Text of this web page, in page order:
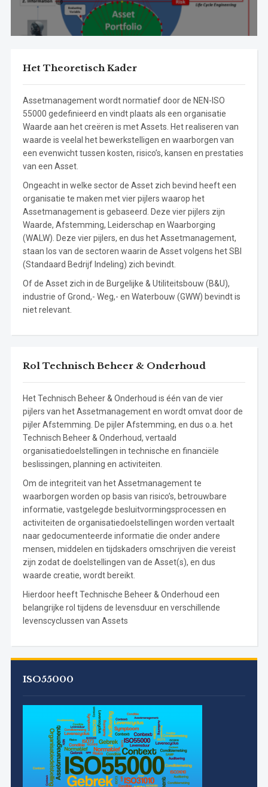
Het Theoretisch Kader
Assetmanagement wordt normatief door de NEN-ISO
55000 gedefinieerd en vindt plaats als een organisatie
Waarde aan het creëren is met Assets. Het realiseren van
waarde is veelal het bewerkstelligen en waarborgen van
een evenwicht tussen kosten, risico’s, kansen en prestaties
van een Asset.
Ongeacht in welke sector de Asset zich bevind heeft een
organisatie te maken met vier pijlers waarop het
Assetmanagement is gebaseerd. Deze vier pijlers zijn
Waarde, Afstemming, Leiderschap en Waarborging
(WALW). Deze vier pijlers, en dus het Assetmanagement,
staan los van de sectoren waarin de Asset volgens het SBI
(Standaard Bedrijf Indeling) zich bevindt.
Of de Asset zich in de Burgelijke & Utiliteitsbouw (B&U),
industrie of Grond,- Weg,- en Waterbouw (GWW) bevindt is
niet relevant.
Rol Technisch Beheer & Onderhoud
Het Technisch Beheer & Onderhoud is één van de vier
pijlers van het Assetmanagement en wordt omvat door de
pijler Afstemming. De pijler Afstemming, en dus o.a. het
Technisch Beheer & Onderhoud, vertaald
organisatiedoelstellingen in technische en financiële
beslissingen, planning en activiteiten.
Om de integriteit van het Assetmanagement te
waarborgen worden op basis van risico’s, betrouwbare
informatie, vastgelegde besluitvormingsprocessen en
activiteiten de organisatiedoelstellingen worden vertaalt
naar gedocumenteerde informatie die onder andere
mensen, middelen en tijdskaders omschrijven die vereist
zijn zodat de doelstellingen van de Asset(s), en dus
waarde creatie, wordt bereikt.
Hierdoor heeft Technische Beheer & Onderhoud een
belangrijke rol tijdens de levensduur en verschillende
levenscyclussen van Assets
ISO55000